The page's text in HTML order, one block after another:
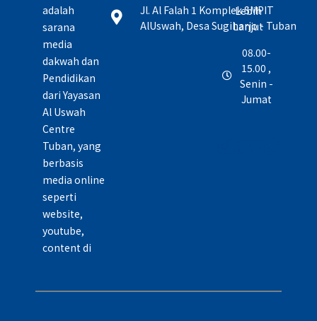
adalah
sarana
media
dakwah dan
Pendidikan
dari Yayasan
Al Uswah
Centre
Tuban, yang
berbasis
media online
seperti
website,
youtube,
content di
Jl. Al Falah 1 Komplek SMPIT
AlUswah, Desa Sugiharjo - Tuban
Lebih
Lanjut
08.00-
15.00 ,
Senin -
Jumat